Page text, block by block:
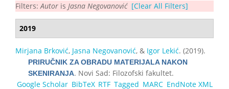
Filters: Autor is Jasna Negovanović [Clear All Filters]
2019
Mirjana Brković, Jasna Negovanović, & Igor Lekić. (2019).
PRIRUČNIK ZA OBRADU MATERIJALA NAKON
SKENIRANJA. Novi Sad: Filozofski fakultet.
Google Scholar BibTeX RTF Tagged MARC EndNote XML